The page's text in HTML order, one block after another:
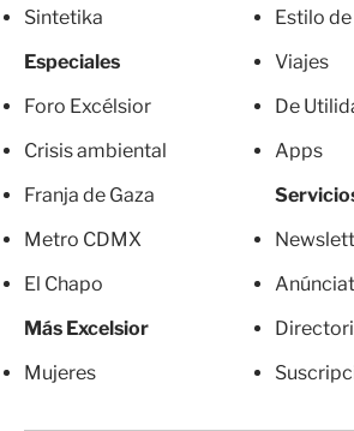
Sintetika
Especiales
Foro Excélsior
Crisis ambiental
Franja de Gaza
Metro CDMX
El Chapo
Más Excelsior
Mujeres
Estilo
Viajes
De
Apps